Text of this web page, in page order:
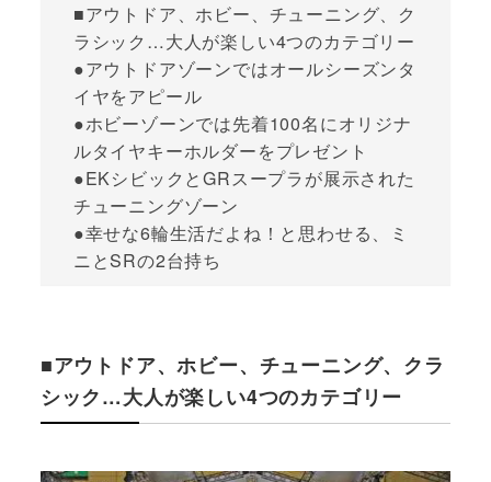
■アウトドア、ホビー、チューニング、ク
ラシック…大人が楽しい4つのカテゴリー
●アウトドアゾーンではオールシーズンタ
イヤをアピール
●ホビーゾーンでは先着100名にオリジナ
ルタイヤキーホルダーをプレゼント
●EKシビックとGRスープラが展示された
チューニングゾーン
●幸せな6輪生活だよね！と思わせる、ミ
ニとSRの2台持ち
■アウトドア、ホビー、チューニング、クラ
シック…大人が楽しい4つのカテゴリー